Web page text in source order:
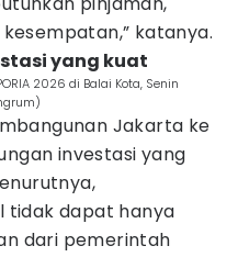
katanya.
yang kuat
2026 di Balai Kota, Senin
Jakarta ke
investasi yang
tidak dapat hanya
dari pemerintah